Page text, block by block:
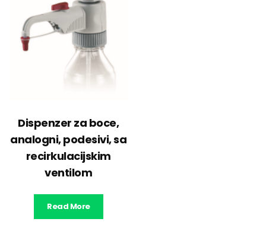
Dispenzer za boce,
analogni, podesivi, sa
recirkulacijskim
ventilom
Read More